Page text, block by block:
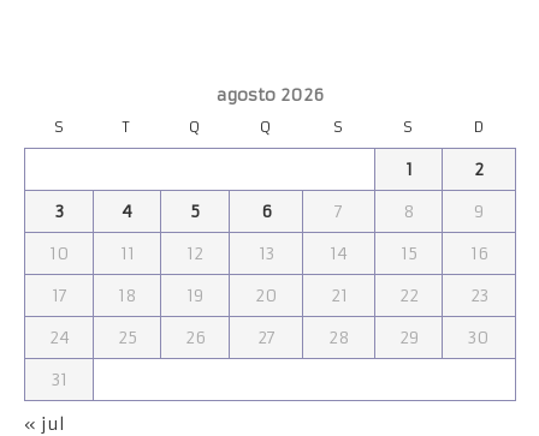
agosto 2026
S T Q Q S S D
1
2
3
4 5 6 7 8
9
10
11 12 13 14 15
16
17
18 19 20 21 22
23
24
25 26 27 28 29
30
31
« jul